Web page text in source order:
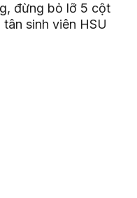
đừng bỏ lỡ 5 cột
sinh viên HSU